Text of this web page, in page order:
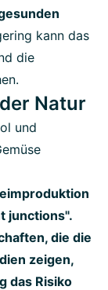
kann das
die
Natur
und
junctions".
die die
zeigen,
das Risiko